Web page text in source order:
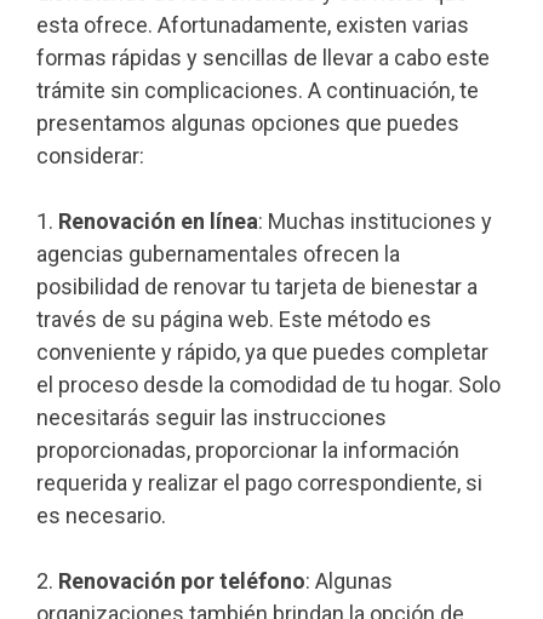
esta ofrece. Afortunadamente, existen varias
formas rápidas y sencillas de llevar a cabo este
trámite sin complicaciones. A continuación, te
presentamos algunas opciones que puedes
considerar:
1. Renovación en línea: Muchas instituciones y
agencias gubernamentales ofrecen la
posibilidad de renovar tu tarjeta de bienestar a
través de su página web. Este método es
conveniente y rápido, ya que puedes completar
el proceso desde la comodidad de tu hogar. Solo
necesitarás seguir las instrucciones
proporcionadas, proporcionar la información
requerida y realizar el pago correspondiente, si
es necesario.
2. Renovación por teléfono: Algunas
organizaciones también brindan la opción de